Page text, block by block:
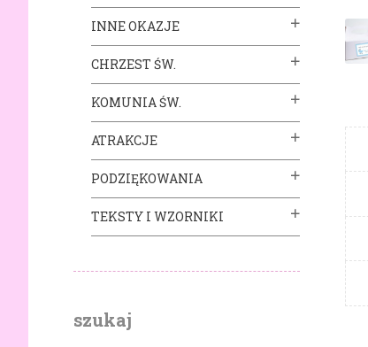
INNE OKAZJE
CHRZEST ŚW.
KOMUNIA ŚW.
ATRAKCJE
PODZIĘKOWANIA
TEKSTY I WZORNIKI
szukaj